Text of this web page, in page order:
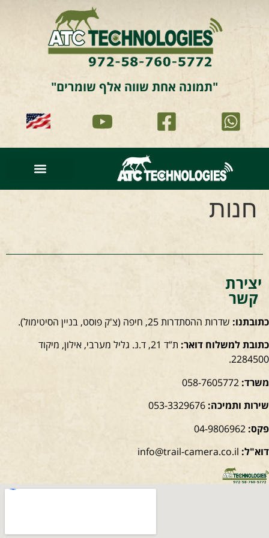
"תמונה אחת שווה אלף שומרים"
חנות
יצירת
קשר
כתובתנו: שדרות ההסתדרות 25, חיפה
(צ'ק פוסט, בניין הסיטימול).
כתובת למשלוח דואר:
ת”ד 21, ד.נ. גליל מערבי, אילון, מיקוד
2284500.
משרד: 058-7605772
שירות ותמיכה: 053-3329676
פקס: 04-9806962
דוא"ל: info@trail-camera.co.il